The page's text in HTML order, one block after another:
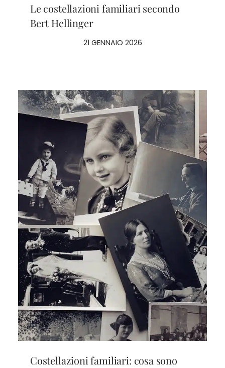
Le costellazioni familiari secondo
Bert Hellinger
21 GENNAIO 2026
Costellazioni familiari: cosa sono